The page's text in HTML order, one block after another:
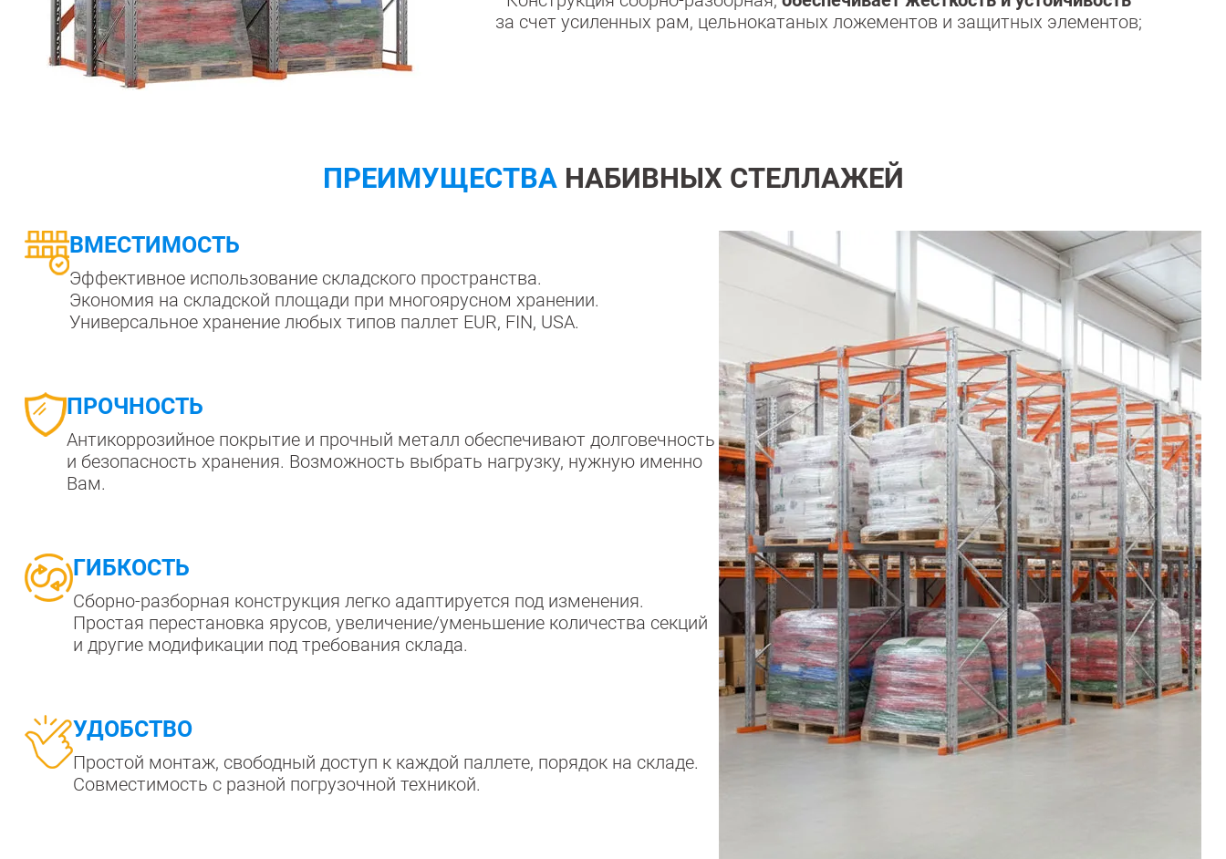
за счет усиленных рам, цельнокатаных ложементов и защитных элементов;
ПРЕИМУЩЕСТВАНАБИВНЫХ СТЕЛЛАЖЕЙ
ВМЕСТИМОСТЬ
Эффективное использование складского пространства.
Экономия на складской площади при многоярусном хранении.
Универсальное хранение любых типов паллет EUR, FIN, USA.
ПРОЧНОСТЬ
Антикоррозийное покрытие и прочный металл обеспечивают долговечность
и безопасность хранения. Возможность выбрать нагрузку, нужную именно
Вам.
ГИБКОСТЬ
Сборно-разборная конструкция легко адаптируется под изменения.
Простая перестановка ярусов, увеличение/уменьшение количества секций
и другие модификации под требования склада.
УДОБСТВО
Простой монтаж, свободный доступ к каждой паллете, порядок на складе.
Совместимость с разной погрузочной техникой.